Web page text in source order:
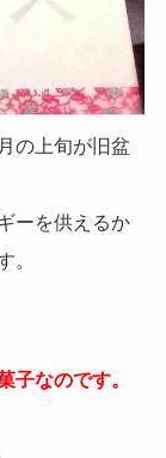
の上旬が旧盆
ーを供えるか
。
子なのです。